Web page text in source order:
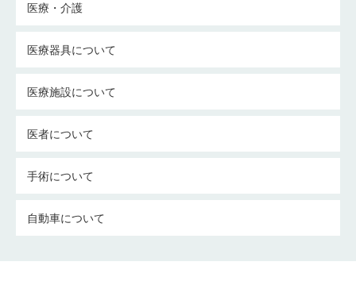
医療・介護
医療器具について
医療施設について
医者について
手術について
自動車について